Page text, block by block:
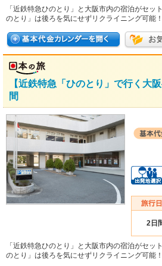
「近鉄特急ひのとり」と大阪市内の宿泊がセ
のとり」は後ろを気にせずリクライニング可能
【近鉄特急「ひのとり」で行く大
間
2日
「近鉄特急ひのとり」と大阪市内の宿泊がセ
のとり」は後ろを気にせずリクライニング可能